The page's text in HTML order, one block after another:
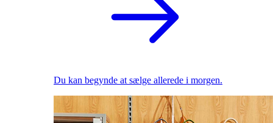
Du kan begynde at sælge allerede i morgen.